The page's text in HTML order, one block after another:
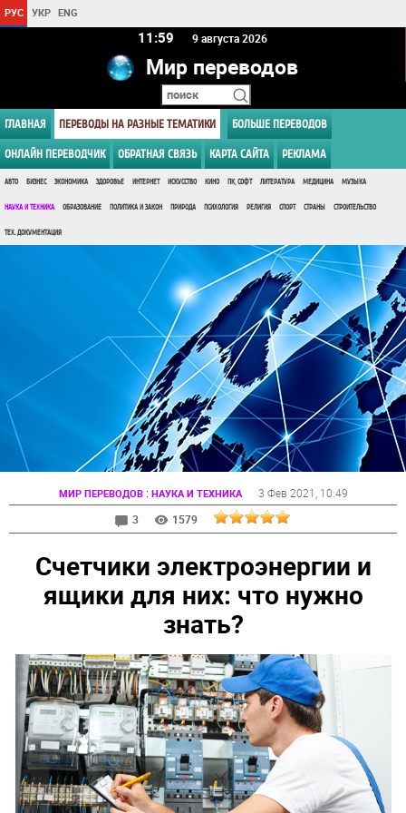
РУС УКР ENG
11 59 9 августа 2026
Мир переводов
ГЛАВНАЯ ПЕРЕВОДЫ НА РАЗНЫЕ ТЕМАТИКИ БОЛЬШЕ ПЕРЕВОДОВ
ОНЛАЙН ПЕРЕВОДЧИК ОБРАТНАЯ СВЯЗЬ КАРТА САЙТА РЕКЛАМА
АВТО БИЗНЕС ЭКОНОМИКА ЗДОРОВЬЕ ИНТЕРНЕТ ИСКУССТВО КИНО ПК, СОФТ ЛИТЕРАТУРА МЕДИЦИНА МУЗЫКА
НАУКА И ТЕХНИКА ОБРАЗОВАНИЕ ПОЛИТИКА И ЗАКОН ПРИРОДА ПСИХОЛОГИЯ РЕЛИГИЯ СПОРТ СТРАНЫ СТРОИТЕЛЬСТВО
ТЕХ. ДОКУМЕНТАЦИЯ
МИР ПЕРЕВОДОВ: НАУКА И ТЕХНИКА 3 Фев 2021 , 10:49
3
1579
Счетчики электроэнергии и
ящики для них: что нужно
знать?